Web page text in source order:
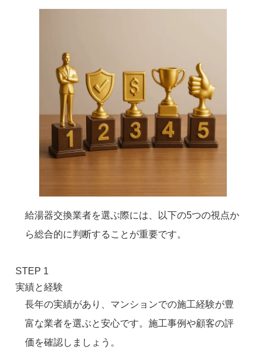
給湯器交換業者を選ぶ際には、以下の5つの視点か
ら総合的に判断することが重要です。
STEP 1
実績と経験
長年の実績があり、マンションでの施工経験が豊
富な業者を選ぶと安心です。施工事例や顧客の評
価を確認しましょう。